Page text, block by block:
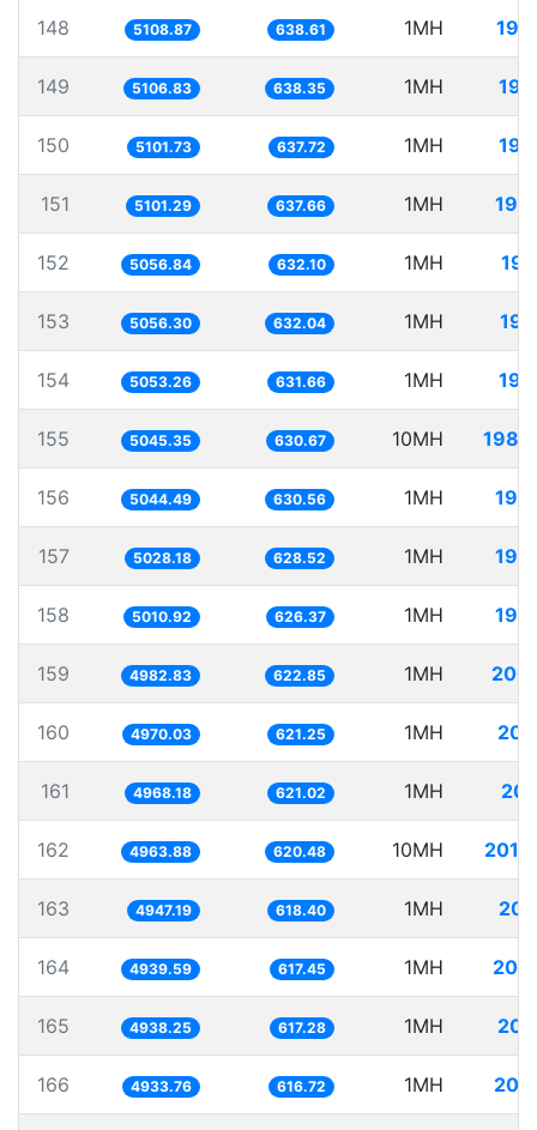
148 5108.87 638.61 1MH
149 5106.83 638.35 1MH
150 5101.73 637.72 1MH
151 5101.29 637.66 1MH
152 5056.84 632.10 1MH
153 5056.30 632.04 1MH
154 5053.26 631.66 1MH
155 5045.35 630.67 10MH
156 5044.49 630.56 1MH
157 5028.18 628.52 1MH
158 5010.92 626.37 1MH
159 4982.83 622.85 1MH
160 4970.03 621.25 1MH
161 4968.18 621.02 1MH
162 4963.88 620.48 10MH
163 4947.19 618.40 1MH
164 4939.59 617.45 1MH
165 4938.25 617.28 1MH
166 4933.76 616.72 1MH